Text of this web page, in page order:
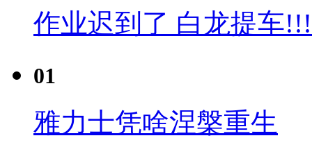
作业迟到了 白龙提车
01
雅力士凭啥涅槃重生